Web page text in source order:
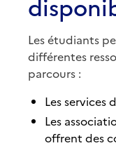
Les étudiants
différentes
parcours :
Les services
Les
offrent des